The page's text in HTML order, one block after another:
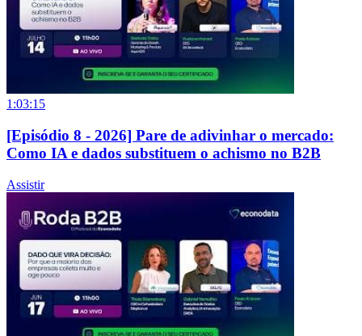
1:03:15
[Episódio 8 - 2026] Pare de adivinhar o mercado:
Como IA e dados substituem o achismo no B2B
Assistir